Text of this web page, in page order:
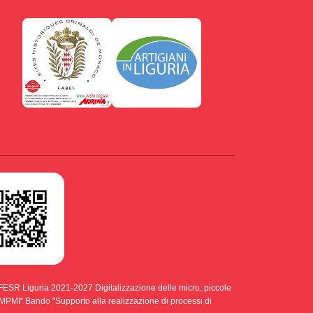
Liguria 2021-2027 Digitalizzazione delle micro, piccole
Bando "Supporto alla realizzazione di processi di